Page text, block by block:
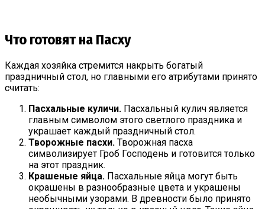
Что готовят на Пасху
Каждая хозяйка стремится накрыть богатый
праздничный стол, но главными его атрибутами принято
считать:
Пасхальные куличи. Пасхальный кулич является
главным символом этого светлого праздника и
украшает каждый праздничный стол.
Творожные пасхи. Творожная пасха
символизирует Гроб Господень и готовится только
на этот праздник.
Крашеные яйца. Пасхальные яйца могут быть
окрашены в разнообразные цвета и украшены
необычными узорами. В древности было принято